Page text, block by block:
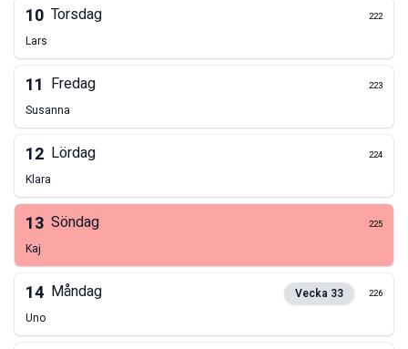
10 Torsdag 222
Lars
11 Fredag 223
Susanna
12 Lördag 224
Klara
13 Söndag 225
Kaj
14 Måndag Vecka 33 226
Uno